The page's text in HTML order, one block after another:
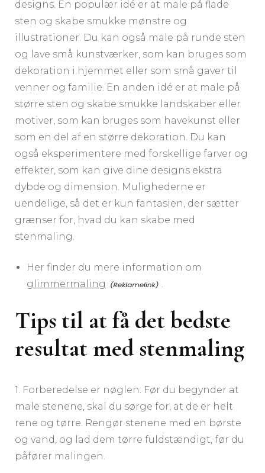
designs. En populær idé er at male på flade
sten og skabe smukke mønstre og
illustrationer. Du kan også male på runde sten
og lave små kunstværker, som kan bruges som
dekoration i hjemmet eller som små gaver til
venner og familie. En anden idé er at male på
større sten og skabe smukke landskaber eller
motiver, som kan bruges som havekunst eller
som en del af en større dekoration. Du kan
også eksperimentere med forskellige farver og
effekter, som kan give dine designs ekstra
dybde og dimension. Mulighederne er
uendelige, så det er kun fantasien, der sætter
grænser for, hvad du kan skabe med
stenmaling.
Her finder du mere information om
glimmermaling
.
Tips til at få det bedste
resultat med stenmaling
1. Forberedelse er nøglen: Før du begynder at
male stenene, skal du sørge for, at de er helt
rene og tørre. Rengør stenene med en børste
og vand, og lad dem tørre fuldstændigt, før du
påfører malingen.